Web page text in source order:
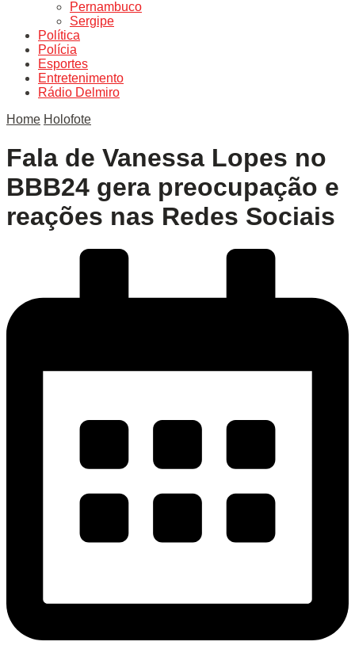
Pernambuco
Sergipe
Política
Polícia
Esportes
Entretenimento
Rádio Delmiro
Home Holofote
Fala de Vanessa Lopes no
BBB24 gera preocupação e
reações nas Redes Sociais